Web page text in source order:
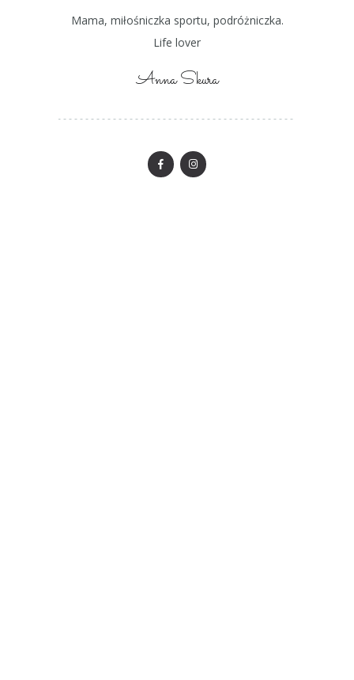
Mama, miłośniczka sportu, podróżniczka.
Life lover
Anna Skura